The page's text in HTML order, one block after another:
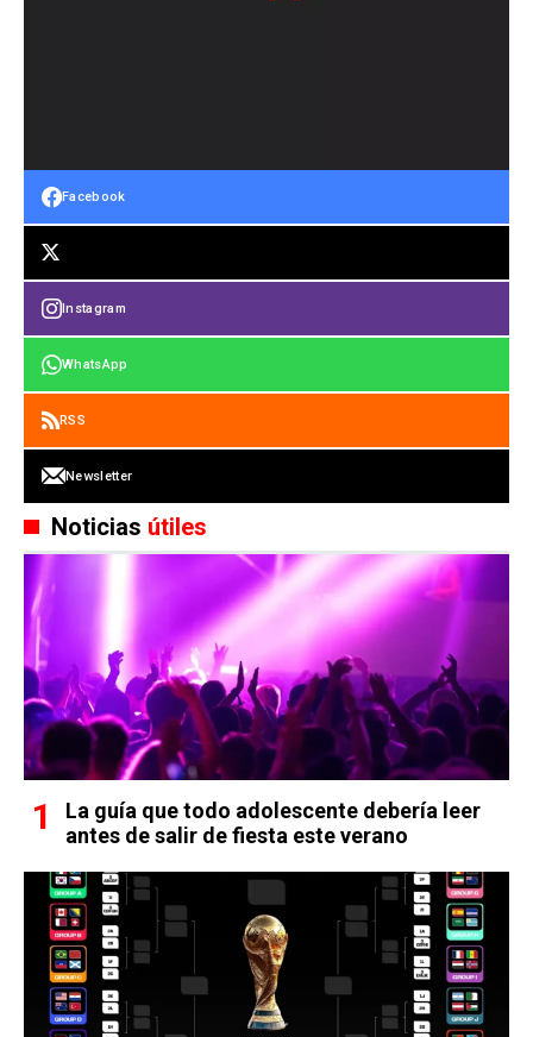
Facebook
Instagram
WhatsApp
RSS
Newsletter
Noticias útiles
La guía que todo adolescente debería leer
antes de salir de fiesta este verano